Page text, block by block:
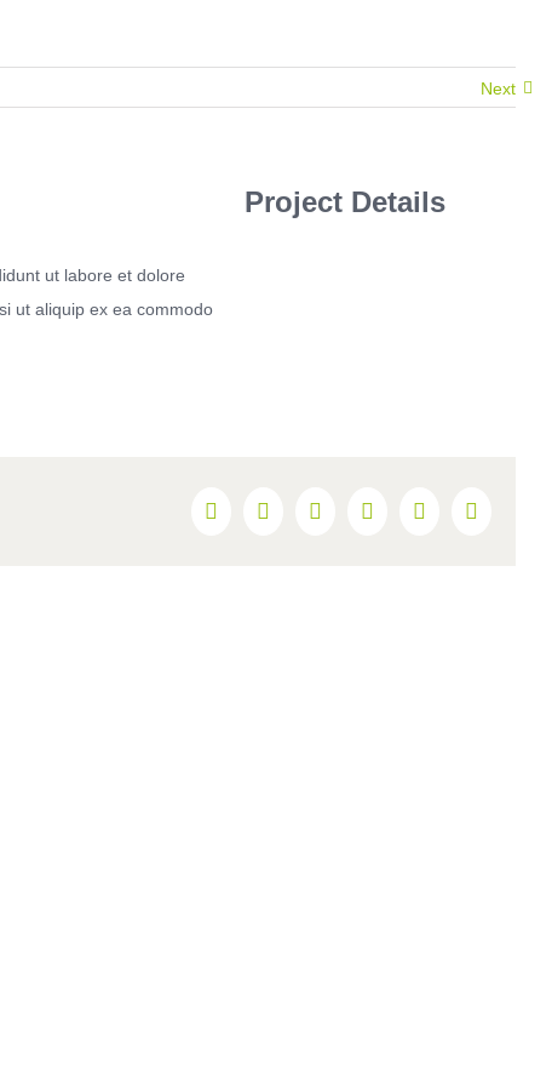
Next
ut labore et dolore
ut aliquip ex ea commodo
Project Details
FacebookTwitter LinkedinReddit Google+